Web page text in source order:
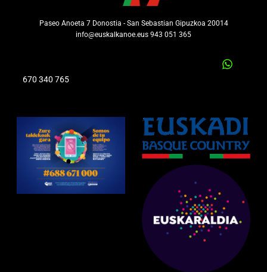
Paseo Anoeta 7 Donostia - San Sebastian Gipuzkoa 20014
info@euskalkanoe.eus 943 051 365
670 340 765